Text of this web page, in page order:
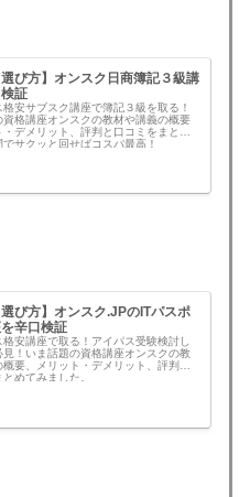
選び方】オンスク日商簿記３級講
証
安サブスク講座で簿記３級を取る！
資格講座オンスクの教材や講義の概要
・デメリット、評判と口コミをまと
サクッと回せばコスパ最高！
選び方】オンスク.JPのITパスポ
辛口検証
格安講座で取る！アイパス受験検討し
見！いま話題の資格講座オンスクの教
概要、メリット・デメリット、評判と
めてみました。